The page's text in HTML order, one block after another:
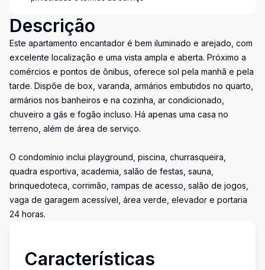
Descrição
Este apartamento encantador é bem iluminado e arejado, com
excelente localização e uma vista ampla e aberta. Próximo a
comércios e pontos de ônibus, oferece sol pela manhã e pela
tarde. Dispõe de box, varanda, armários embutidos no quarto,
armários nos banheiros e na cozinha, ar condicionado,
chuveiro a gás e fogão incluso. Há apenas uma casa no
terreno, além de área de serviço.
O condomínio inclui playground, piscina, churrasqueira,
quadra esportiva, academia, salão de festas, sauna,
brinquedoteca, corrimão, rampas de acesso, salão de jogos,
vaga de garagem acessível, área verde, elevador e portaria
24 horas.
Características